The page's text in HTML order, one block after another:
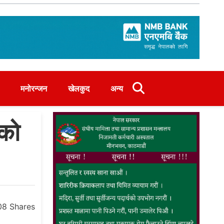
मनोरन्जन खेलकुद अन्य
Shares